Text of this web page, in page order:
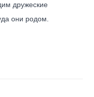
дружеские
они родом.